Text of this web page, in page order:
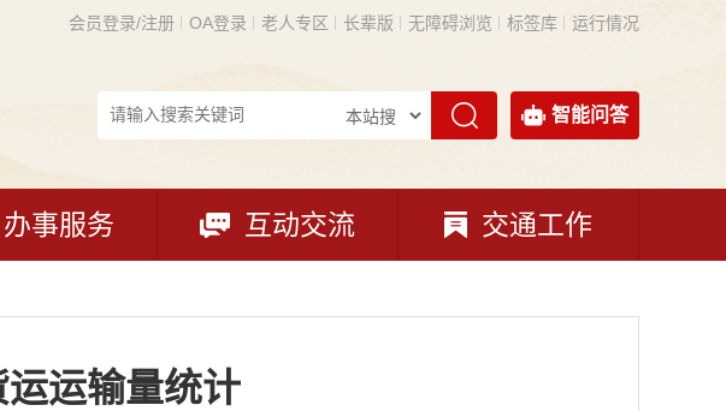
会员登录/注册 OA登录 老人专区 长辈版 无障碍浏览 标签库 运行情况
智能问答
办事服务 互动交流 交通工作
运输量统计